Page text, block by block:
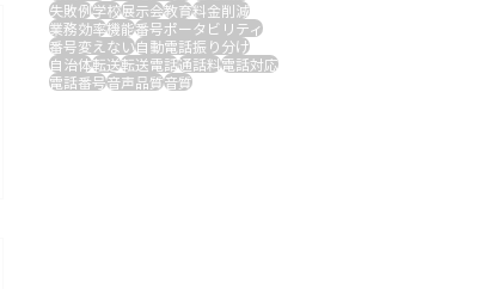
失敗例学校展示会教育料金削減
業務効率機能番号ポータビリティ
番号変えない自動電話振り分け
自治体転送転送電話通話料電話対応
電話番号音声品質音質